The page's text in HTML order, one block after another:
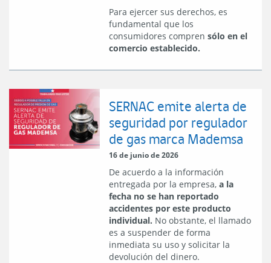
Para ejercer sus derechos, es
fundamental que los
consumidores compren sólo en el
comercio establecido.
SERNAC emite alerta de
seguridad por regulador
de gas marca Mademsa
16 de junio de 2026
De acuerdo a la información
entregada por la empresa, a la
fecha no se han reportado
accidentes por este producto
individual. No obstante, el llamado
es a suspender de forma
inmediata su uso y solicitar la
devolución del dinero.